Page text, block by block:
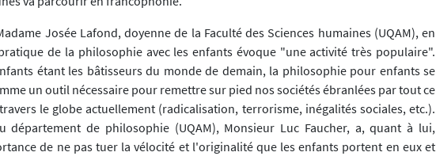
Josée Lafond, doyenne de la Faculté des Sciences humaines (UQAM), en
de la philosophie avec les enfants évoque "une activité très populaire".
étant les bâtisseurs du monde de demain, la philosophie pour enfants se
un outil nécessaire pour remettre sur pied nos sociétés ébranlées par tout ce
le globe actuellement (radicalisation, terrorisme, inégalités sociales, etc.).
département de philosophie (UQAM), Monsieur Luc Faucher, a, quant à lui,
de ne pas tuer la vélocité et l'originalité que les enfants portent en eux et